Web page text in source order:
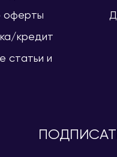
оферты
кредит
статьи и